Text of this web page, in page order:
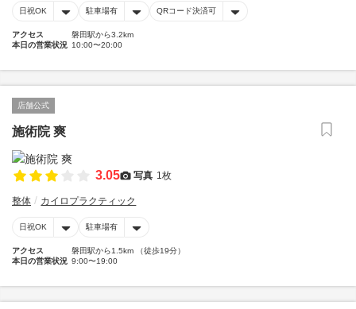
日祝OK 駐車場有 QRコード決済可
アクセス
磐田駅から3.2km
本日の営業状況 10:00〜20:00
店舗公式
施術院 爽
3.05 写真 1枚
整体 カイロプラクティック
日祝OK 駐車場有
アクセス
磐田駅から1.5km （徒歩19分）
本日の営業状況 9:00〜19:00